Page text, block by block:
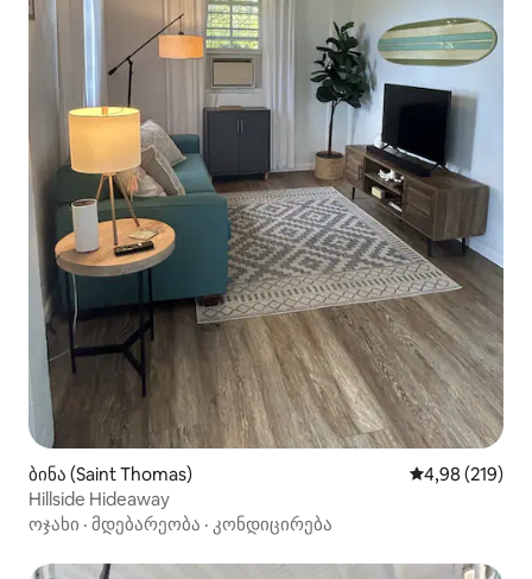
ბინა (Saint Thomas) საშუალო
4,98 (219)
Hillside Hideaway
ოჯახი · მდებარეობა · კონდიცირება